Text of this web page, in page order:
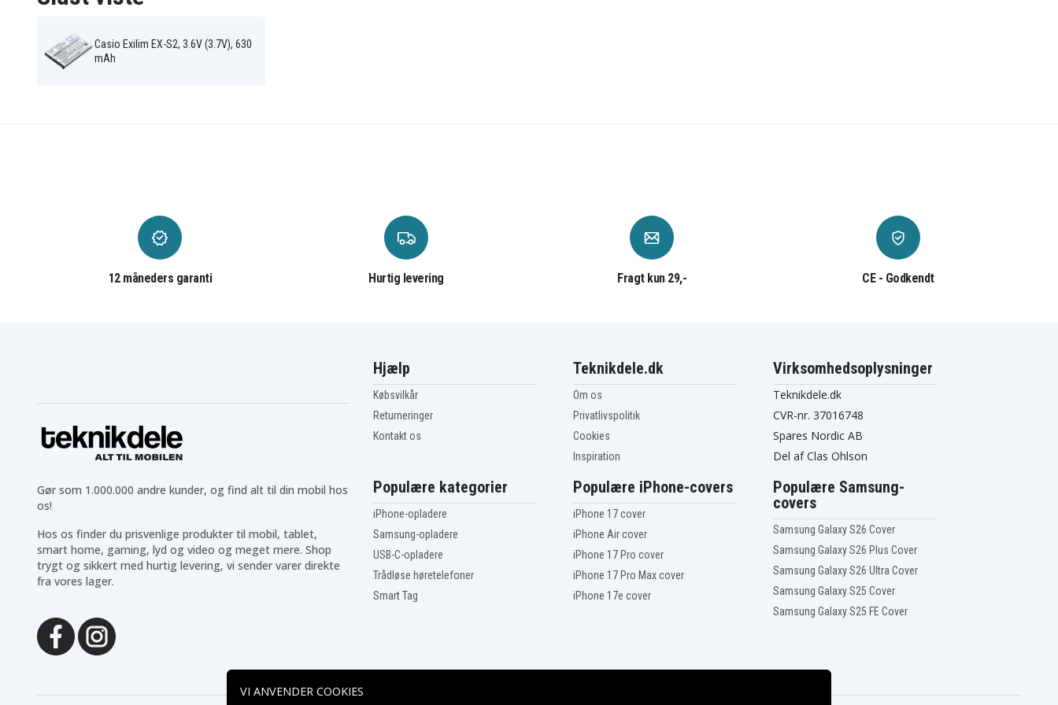
Casio Exilim EX-S2, 3.6V (3.7V), 630
mAh
12 måneders garanti Hurtig levering Fragt kun 29,- CE - Godkendt
Gør som 1.000.000 andre kunder, og find alt til din mobil hos
os!
Hos os finder du prisvenlige produkter til mobil, tablet,
smart home, gaming, lyd og video og meget mere. Shop
trygt og sikkert med hurtig levering, vi sender varer direkte
fra vores lager.
Hjælp
Købsvilkår
Returneringer
Kontakt os
Teknikdele.dk
Om os
Privatlivspolitik
Cookies
Inspiration
Virksomhedsoplysninger
Teknikdele.dk
CVR-nr. 37016748
Spares Nordic AB
Del af Clas Ohlson
Populære kategorier
iPhone-opladere
Samsung-opladere
USB-C-opladere
Trådløse høretelefoner
Smart Tag
Populære iPhone-covers
iPhone 17 cover
iPhone Air cover
iPhone 17 Pro cover
iPhone 17 Pro Max cover
iPhone 17e cover
Populære Samsung-
covers
Samsung Galaxy S26 Cover
Samsung Galaxy S26 Plus Cover
Samsung Galaxy S26 Ultra Cover
Samsung Galaxy S25 Cover
Samsung Galaxy S25 FE Cover
VI ANVENDER COOKIES